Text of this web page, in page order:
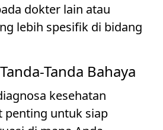
dokter lain atau
lebih spesifik di bidang
Tanda Bahaya
kesehatan
penting untuk siap